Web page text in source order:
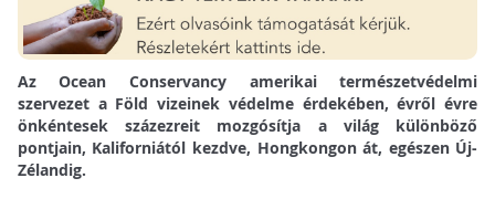
Az Ocean Conservancy amerikai természetvédelmi
szervezet a Föld vizeinek védelme érdekében, évről évre
önkéntesek százezreit mozgósítja a világ különböző
pontjain, Kaliforniától kezdve, Hongkongon át, egészen Új-
Zélandig.